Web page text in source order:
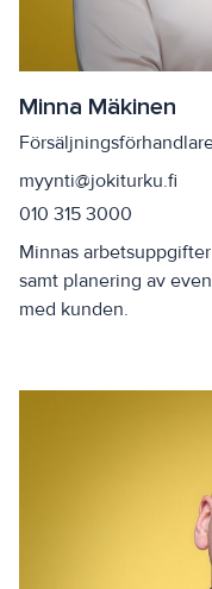
Minna Mäkinen
myynti@jokiturku.fi
010 315 3000
Minnas
samt planering av
med kunden.